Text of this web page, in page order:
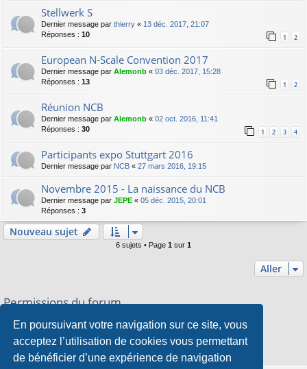
En poursuivant votre navigation sur ce site, vous
acceptez l’utilisation de cookies vous permettant
de bénéficier d’une expérience de navigation
Stellwerk S
Dernier message par thierry « 13 déc. 2017, 21:07
Réponses : 10 1 2
European N-Scale Convention 2017
Dernier message par Alemonb « 03 déc. 2017, 15:28
Réponses : 13 1 2
Réunion NCB
Dernier message par Alemonb « 02 oct. 2016, 11:41
Réponses : 30 1 2 3 4
Participants expo Stuttgart 2016
Dernier message par NCB « 27 mars 2016, 19:15
Novembre 2015 - La naissance du NCB
Dernier message par JEPE « 05 déc. 2015, 20:01
Réponses : 3
Nouveau sujet
6 sujets • Page 1 sur 1
Aller
Permissions du forum
Vousne pouvez pasrépondre aux sujets dans ce forum
Vousne pouvez pasmodifier vos messages dans ce forum
Vousne pouvez passupprimer vos messages dans ce forum
Vousne pouvez pastransférer de pièces jointes dans ce forum